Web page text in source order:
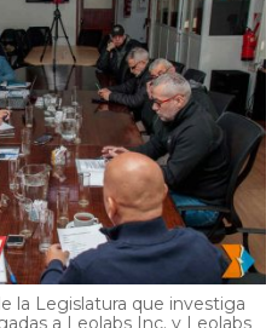
la Legislatura que investiga
a Leolabs Inc. y Leolabs